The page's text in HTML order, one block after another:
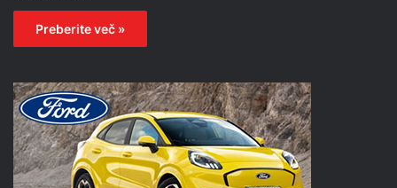
Preberite več »